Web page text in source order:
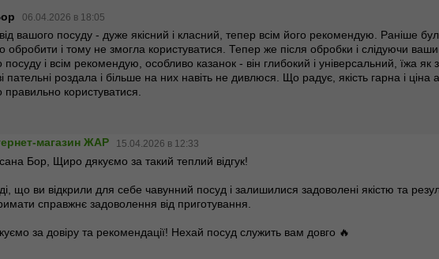
06.04.2026 в 18:05
від вашого посуду - дуже якісний і класний, тепер всім його рекомендую. Раніше
обробити і тому не змогла користуватися. Тепер же після обробки і слідуючи
посуду і всім рекомендую, особливо казанок - він глибокий і універсальний, їжа
пательні роздала і більше на них навіть не дивлюся. Що радує, якість гарна і
правильно користуватися.
магазин ЖАР 15.04.2026 в 12:33
Бор, Щиро дякуємо за такий теплий відгук!
що ви відкрили для себе чавунний посуд і залишилися задоволені якістю та
справжнє задоволення від приготування.
за довіру та рекомендації! Нехай посуд служить вам довго 🔥